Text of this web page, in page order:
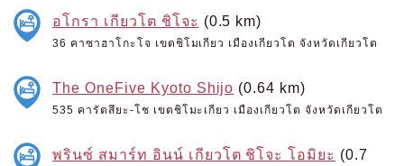
อโกรา เกียวโต ชิโจะ (0.5 km)
36 คาซาฮาโกะโจ เขตชิโมเกียว เมืองเกียวโต จังหวัดเกียวโต
The OneFive Kyoto Shijo (0.64 km)
535 คารัตสึยะ-โช เขตชิโมะเกียว เมืองเกียวโต จังหวัดเกียวโต
พรินซ์ สมาร์ท อินน์ เกียวโต ชิโจะ โอมิยะ (0.7